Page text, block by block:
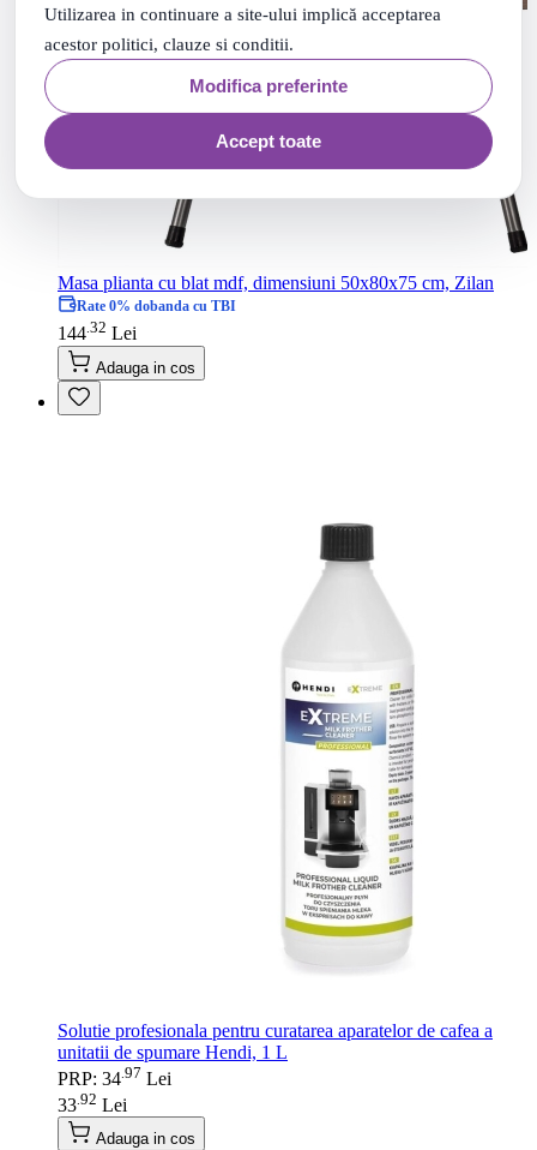
Utilizarea in continuare a site-ului implică acceptarea
acestor politici, clauze si conditii.
Modifica preferinte
Accept toate
Masa plianta cu blat mdf, dimensiuni 50x80x75 cm, Zilan
Rate 0% dobanda cu TBI
144.32 Lei
Adauga in cos
Solutie profesionala pentru curatarea aparatelor de cafea a
unitatii de spumare Hendi, 1 L
PRP: 34 97 Lei
33 92 Lei
Adauga in cos